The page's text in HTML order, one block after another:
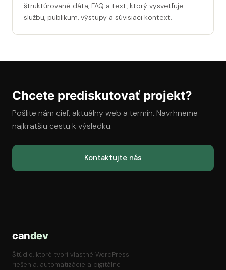
štruktúrované dáta, FAQ a text, ktorý vysvetľuje
službu, publikum, výstupy a súvisiaci kontext.
Chcete prediskutovať projekt?
Pošlite nám cieľ, aktuálny web a termín. Navrhneme
najkratšiu cestu k výsledku.
Kontaktujte nás
candev
Štúdio, ktoré tvorí vlastné WordPress
riešenia, automatizácie a digitálne